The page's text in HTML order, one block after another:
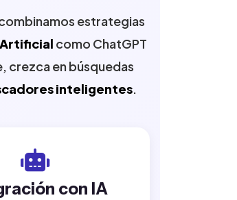
estrategias
como ChatGPT
crezca en búsquedas
inteligentes.
con IA